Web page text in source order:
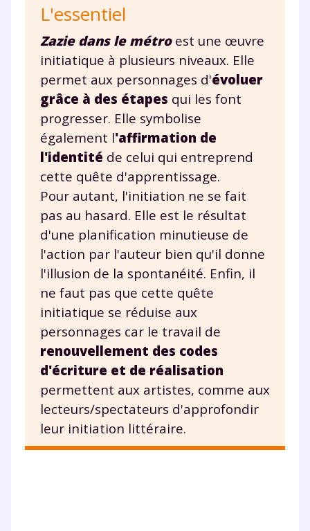
L'essentiel
Zazie dans le métroest une œuvre
initiatique à plusieurs niveaux. Elle
permet aux personnages d'évoluer
grâce à des étapes qui les font
progresser. Elle symbolise
également l'affirmation de
l'identité de celui qui entreprend
cette quête d'apprentissage.
Pour autant, l'initiation ne se fait
pas au hasard. Elle est le résultat
d'une planification minutieuse de
l'action par l'auteur bien qu'il donne
l'illusion de la spontanéité. Enfin, il
ne faut pas que cette quête
initiatique se réduise aux
personnages car le travail de
renouvellement des codes
d'écriture et de réalisation
permettent aux artistes, comme aux
lecteurs/spectateurs d'approfondir
leur initiation littéraire.